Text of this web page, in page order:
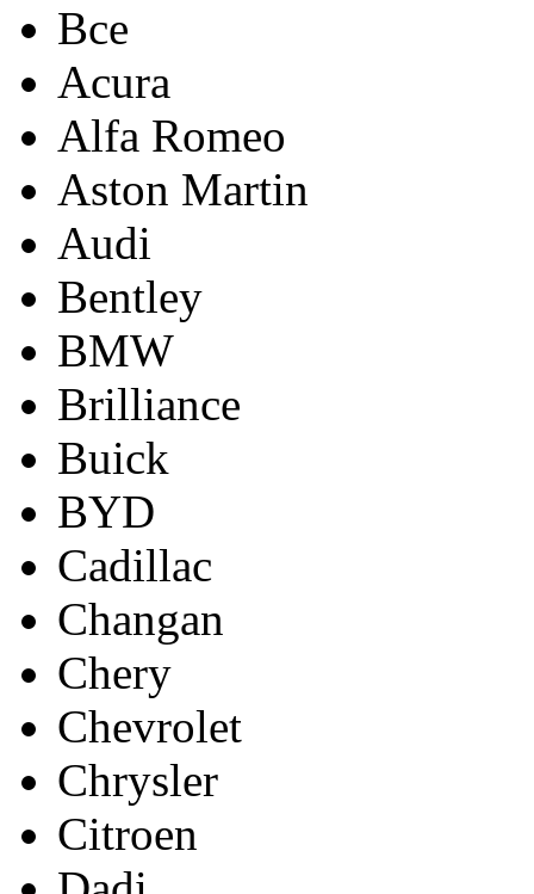
Все
Acura
Alfa Romeo
Aston Martin
Audi
Bentley
BMW
Brilliance
Buick
BYD
Cadillac
Changan
Chery
Chevrolet
Chrysler
Citroen